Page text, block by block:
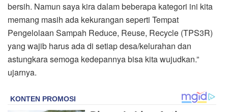
bersih. Namun saya kira dalam beberapa kategori ini kita
memang masih ada kekurangan seperti Tempat
Pengelolaan Sampah Reduce, Reuse, Recycle (TPS3R)
yang wajib harus ada di setiap desa/kelurahan dan
astungkara semoga kedepannya bisa kita wujudkan.”
ujarnya.